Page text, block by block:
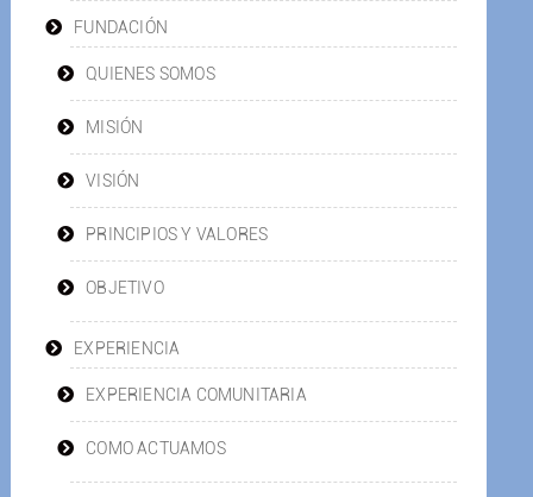
FUNDACIÓN
QUIENES SOMOS
MISIÓN
VISIÓN
PRINCIPIOS Y VALORES
OBJETIVO
EXPERIENCIA
EXPERIENCIA COMUNITARIA
COMO ACTUAMOS